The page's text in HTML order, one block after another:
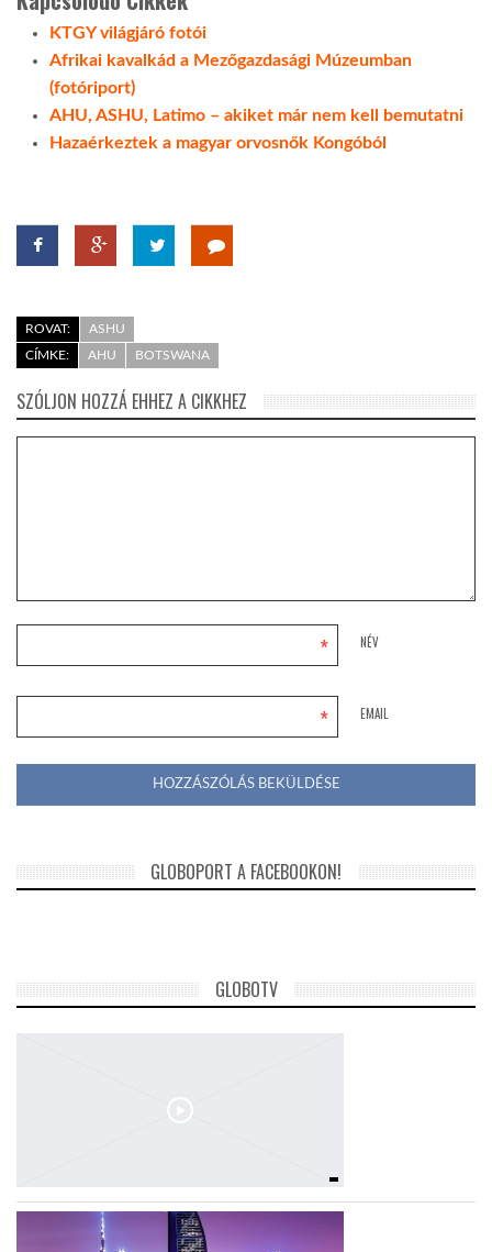
KTGY világjáró fotói
Afrikai kavalkád a Mezőgazdasági Múzeumban
(fotóriport)
AHU, ASHU, Latimo – akiket már nem kell bemutatni
Hazaérkeztek a magyar orvosnők Kongóból
ROVAT:
ASHU
CÍMKE:
AHU BOTSWANA
SZÓLJON HOZZÁ EHHEZ A CIKKHEZ
NÉV
*
EMAIL
*
GLOBOPORT A FACEBOOKON!
GLOBOTV